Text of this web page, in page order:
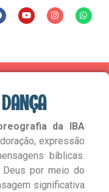
da IBA
expressão
bíblicas.
por meio do
significativa